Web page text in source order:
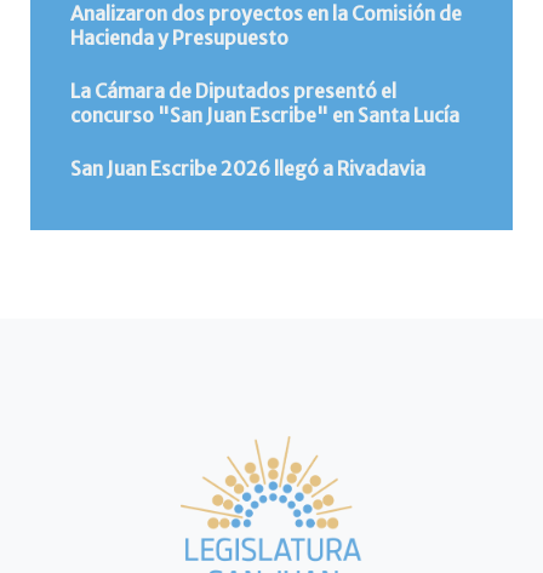
Analizaron dos proyectos en la Comisión de
Hacienda y Presupuesto
La Cámara de Diputados presentó el
concurso "San Juan Escribe" en Santa Lucía
San Juan Escribe 2026 llegó a Rivadavia